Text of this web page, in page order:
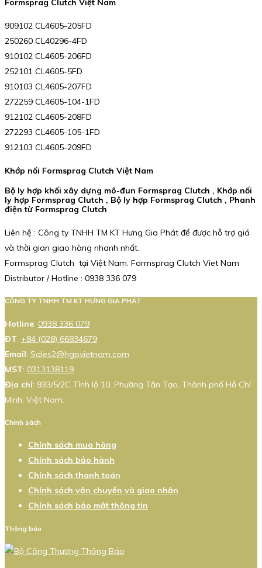
Formsprag Clutch Việt Nam
909102 CL4605-205FD
250260 CL40296-4FD
910102 CL4605-206FD
252101 CL4605-5FD
910103 CL4605-207FD
272259 CL4605-104-1FD
912102 CL4605-208FD
272293 CL4605-105-1FD
912103 CL4605-209FD
Khớp nối Formsprag Clutch Việt Nam
Bộ ly hợp khối xây dựng mô-đun Formsprag Clutch , Khớp nối
ly hợp Formsprag Clutch , Bộ ly hợp Formsprag Clutch , Phanh
điện từ Formsprag Clutch
Liên hệ : Công ty TNHH TM KT Hưng Gia Phát để được hỗ trợ giá
và thời gian giao hàng nhanh nhất.
Formsprag Clutch tại Việt Nam. Formsprag Clutch Viet Nam
Distributor / Hotline : 0938 336 079
CÔNG TY TNHH TM KT HƯNG GIA PHÁT
Hotline: 0938 336 079
ĐT: +84 (028) 66834679
Email: Sales2@hgpvietnam.com
MST: 0313138119
Địa chỉ: 933/5/2C Tỉnh lộ 10, Phường Tân Tạo, Thành phố Hồ Chí
Minh, Việt Nam.
Chính sách
Chính sách mua hàng
Chính sách bảo hành
Chính sách thanh toán
Chính sách vận chuyển và giao nhận
Chính sách bảo mật thông tin
Thông báo